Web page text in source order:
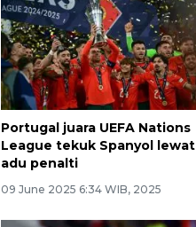
Portugal juara UEFA Nations
League tekuk Spanyol lewat
adu penalti
09 June 2025 6:34 WIB, 2025